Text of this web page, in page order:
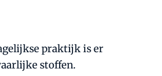
praktijk is er
stoffen.